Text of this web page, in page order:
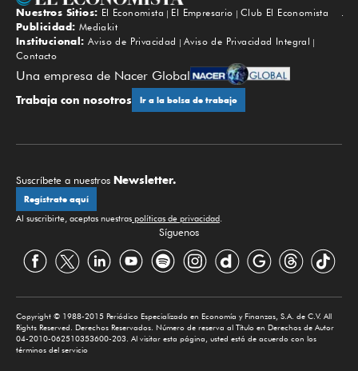
Subir
Nuestros Sitios: El Economista El Empresario
Club El Economista
Publicidad: Mediakit
Institucional: Aviso de Privacidad
Aviso de Privacidad Integral
Contacto
Una empresa de Nacer Global
Trabaja con nosotros Ir a la bolsa de trabajo
Suscríbete a nuestros Newsletter.
Regístrate aquí
Al suscribirte, aceptas nuestras políticas de privacidad.
Síguenos
Copyright © 1988-2015 Periódico Especializado en Economía y Finanzas, S.A. de C.V. All
Rights Reserved. Derechos Reservados. Número de reserva al Título en Derechos de Autor
04-2010-062510353600-203. Al visitar esta página, usted está de acuerdo con los
términos del servicio